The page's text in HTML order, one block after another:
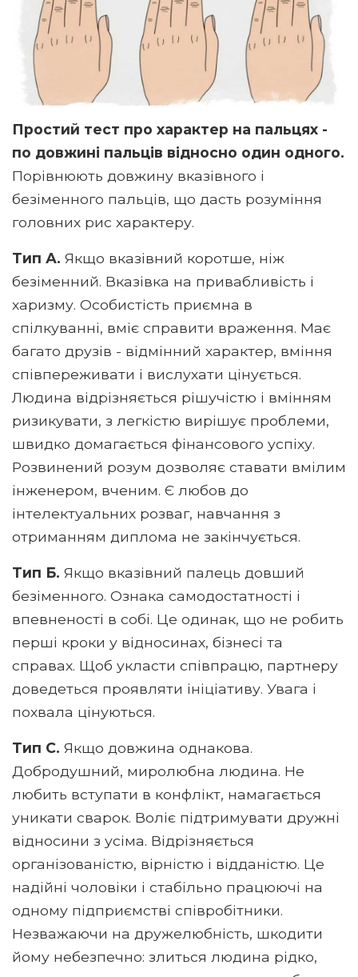
Простий тест про характер на пальцях -
по довжині пальців відносно один одного.
Порівнюють довжину вказівного і
безіменного пальців, що дасть розуміння
головних рис характеру.
Тип А. Якщо вказівний коротше, ніж
безіменний. Вказівка ​​на привабливість і
харизму. Особистість приємна в
спілкуванні, вміє справити враження. Має
багато друзів - відмінний характер, вміння
співпереживати і вислухати цінується.
Людина відрізняється рішучістю і вмінням
ризикувати, з легкістю вирішує проблеми,
швидко домагається фінансового успіху.
Розвинений розум дозволяє ставати вмілим
інженером, вченим. Є любов до
інтелектуальних розваг, навчання з
отриманням диплома не закінчується.
Тип Б. Якщо вказівний палець довший
безіменного. Ознака самодостатності і
впевненості в собі. Це одинак, що не робить
перші кроки у відносинах, бізнесі та
справах. Щоб укласти співпрацю, партнеру
доведеться проявляти ініціативу. Увага і
похвала цінуються.
Тип С. Якщо довжина однакова.
Добродушний, миролюбна людина. Не
любить вступати в конфлікт, намагається
уникати сварок. Воліє підтримувати дружні
відносини з усіма. Відрізняється
організованістю, вірністю і відданістю. Це
надійні чоловіки і стабільно працюючі на
одному підприємстві співробітники.
Незважаючи на дружелюбність, шкодити
йому небезпечно: злиться людина рідко,